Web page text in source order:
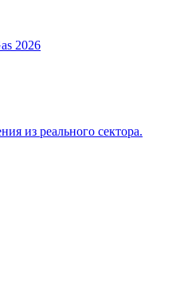
2026
из реального сектора.